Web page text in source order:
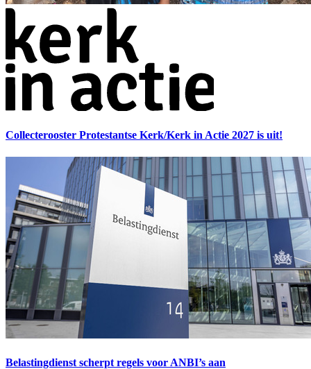
Collecterooster Protestantse Kerk/Kerk in Actie 2027 is uit!
Belastingdienst scherpt regels voor ANBI’s aan